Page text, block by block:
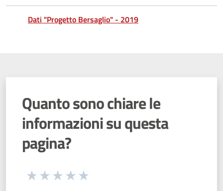
Dati "Progetto Bersaglio" - 2019
Quanto sono chiare le
informazioni su questa
pagina?
Seleziona una valutazione da 1 a 5 stelle